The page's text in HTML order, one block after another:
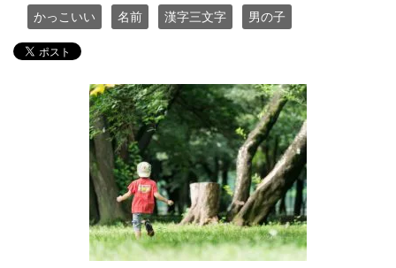
かっこいい 名前 漢字三文字 男の子